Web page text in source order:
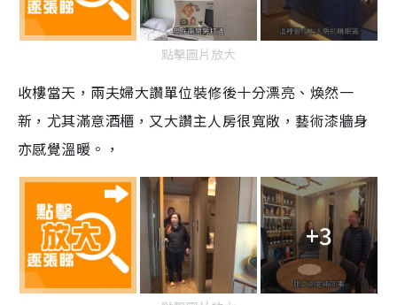
點擊圖片放大
收樓當天，兩夫婦大讚單位裝修後十分漂亮、煥然一
新，尤其滿意酒櫃，又大讚主人房很寬敞，藝術漆牆身
亦感覺溫暖。，
+3